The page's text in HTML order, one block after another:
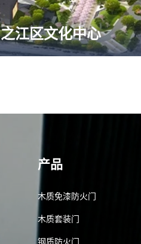
之江区文化中心
产品
木质免漆防火门
木质套装门
钢质防火门